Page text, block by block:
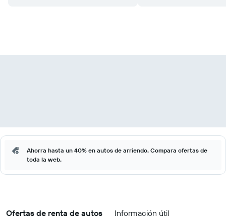
Ahorra hasta un 40% en autos de arriendo. Compara ofertas de
toda la web.
Ofertas de renta de autos Información útil